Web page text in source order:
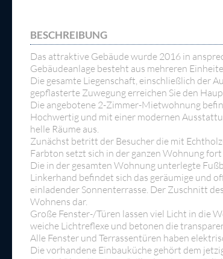
BESCHREIBUNG
Das attraktive Gebäude wurde 2016 in
Gebäudeanlage besteht aus mehreren
Die gesamte Liegenschaft, einschließlich der
gepflasterte Zuwegung erreichen Sie den
Die angebotene 2-Zimmer-Mietwohnung
Hochwertig und mit einer modernen
helle Räume aus.
Zunächst betritt der Besucher die mit
Farbton setzt sich in der ganzen Wohnung
Die in der gesamten Wohnung unterlegte
Linkerhand befindet sich das geräumige und
einladender Sonnenterrasse. Der Zuschnitt
Wohnens dar.
Große Fenster-/Türen lassen viel Licht in die
weiche Lichtreflexe und betonen die
Alle Fenster und Terrassentüren haben
Die vorhandene Einbauküche gehört dem